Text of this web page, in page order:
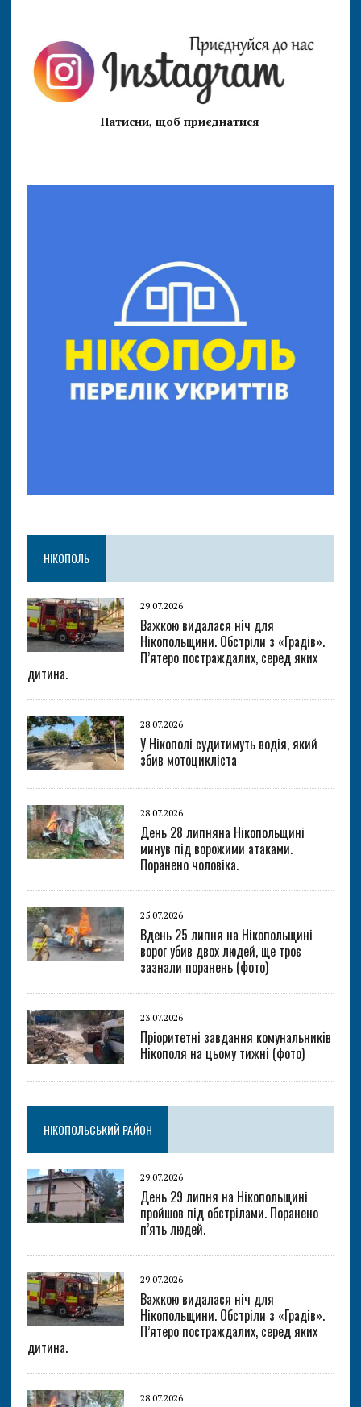
Натисни, щоб приєднатися
НІКОПОЛЬ
29.07.2026
Важкою видалася ніч для
Нікопольщини. Обстріли з «Градів».
П’ятеро постраждалих, серед яких
дитина.
28.07.2026
У Нікополі судитимуть водія, який
збив мотоцикліста
28.07.2026
День 28 липняна Нікопольщині
минув під ворожими атаками.
Поранено чоловіка.
25.07.2026
Вдень 25 липня на Нікопольщині
ворог убив двох людей, ще троє
зазнали поранень (фото)
23.07.2026
Пріоритетні завдання комунальників
Нікополя на цьому тижні (фото)
НІКОПОЛЬСЬКИЙ РАЙОН
29.07.2026
День 29 липня на Нікопольщині
пройшов під обстрілами. Поранено
п’ять людей.
29.07.2026
Важкою видалася ніч для
Нікопольщини. Обстріли з «Градів».
П’ятеро постраждалих, серед яких
дитина.
28.07.2026